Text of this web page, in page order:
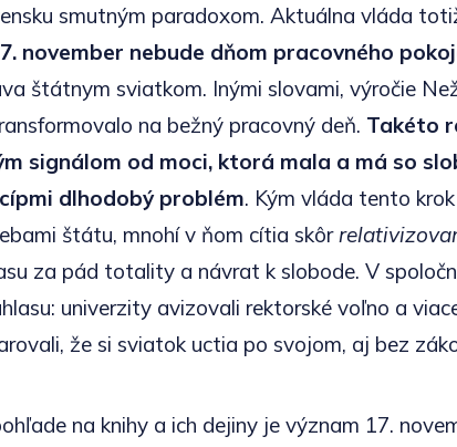
smutným paradoxom. Aktuálna vláda
november nebude dňom pracovného
štátnym sviatkom. Inými slovami, výročie
na bežný pracovný deň. Takéto
signálom od moci, ktorá mala a má so
dlhodobý problém. Kým vláda tento
štátu, mnohí v ňom cítia skôr
za pád totality a návrat k slobode. V
univerzity avizovali rektorské voľno a
že si sviatok uctia po svojom, aj bez
na knihy a ich dejiny je význam 17.